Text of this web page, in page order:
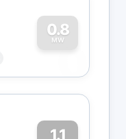
0.8
MW
0
1.1